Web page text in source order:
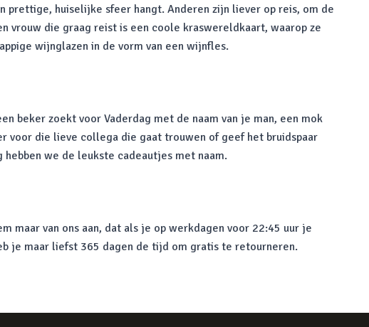
prettige, huiselijke sfeer hangt. Anderen zijn liever op reis, om de
vrouw die graag reist is een coole kraswereldkaart, waarop ze
wijnglazen in de vorm van een wijnfles.
beker zoekt voor Vaderdag met de naam van je man, een mok
voor die lieve collega die gaat trouwen of geef het bruidspaar
we de leukste cadeautjes met naam.
maar van ons aan, dat als je op werkdagen voor 22:45 uur je
je maar liefst 365 dagen de tijd om gratis te retourneren.